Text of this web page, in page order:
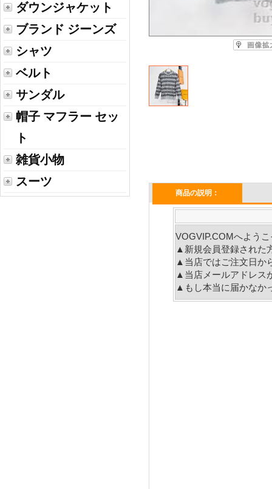
ダウンジャケット
ブランド ジーンズ
シャツ
ベルト
サンダル
帽子 マフラー セッ
ト
雑貨小物
スーツ
商品の説明：
VOGVIP.COMへよう
▲新規会員登録された
▲当店ではご注文日か
▲当店メールアドレス
▲もし本当に届かなか